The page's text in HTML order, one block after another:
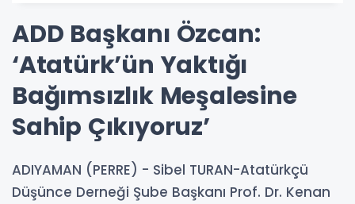
ADD Başkanı Özcan:
‘Atatürk’ün Yaktığı
Bağımsızlık Meşalesine
Sahip Çıkıyoruz’
ADIYAMAN (PERRE) - Sibel TURAN-Atatürkçü
Düşünce Derneği Şube Başkanı Prof. Dr. Kenan